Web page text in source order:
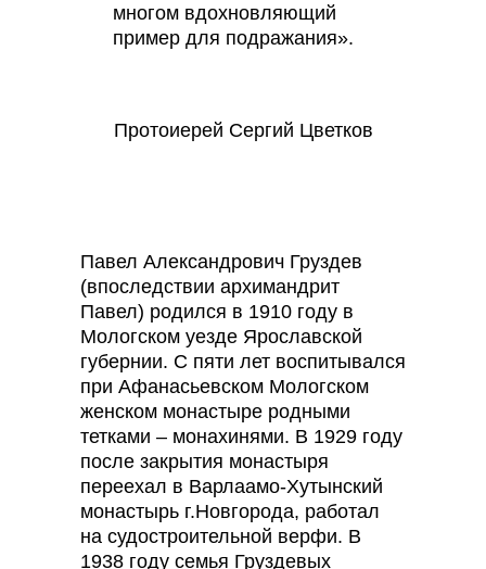
многом вдохновляющий
пример для подражания».
Протоиерей Сергий Цветков
Павел Александрович Груздев
(впоследствии архимандрит
Павел) родился в 1910 году в
Мологском уезде Ярославской
губернии. С пяти лет воспитывался
при Афанасьевском Мологском
женском монастыре родными
тетками – монахинями. В 1929 году
после закрытия монастыря
переехал в Варлаамо-Хутынский
монастырь г.Новгорода, работал
на судостроительной верфи. В
1938 году семья Груздевых